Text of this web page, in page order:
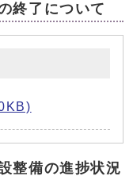
終了について
整備の進捗状況